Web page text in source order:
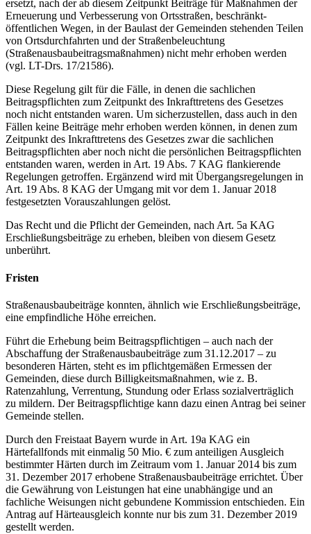
ersetzt, nach der ab diesem Zeitpunkt Beiträge für Maßnahmen der
Erneuerung und Verbesserung von Ortsstraßen, beschränkt-
öffentlichen Wegen, in der Baulast der Gemeinden stehenden Teilen
von Ortsdurchfahrten und der Straßenbeleuchtung
(Straßenausbaubeitragsmaßnahmen) nicht mehr erhoben werden
(vgl. LT-Drs. 17/21586).
Diese Regelung gilt für die Fälle, in denen die sachlichen
Beitragspflichten zum Zeitpunkt des Inkrafttretens des Gesetzes
noch nicht entstanden waren. Um sicherzustellen, dass auch in den
Fällen keine Beiträge mehr erhoben werden können, in denen zum
Zeitpunkt des Inkrafttretens des Gesetzes zwar die sachlichen
Beitragspflichten aber noch nicht die persönlichen Beitragspflichten
entstanden waren, werden in Art. 19 Abs. 7 KAG flankierende
Regelungen getroffen. Ergänzend wird mit Übergangsregelungen in
Art. 19 Abs. 8 KAG der Umgang mit vor dem 1. Januar 2018
festgesetzten Vorauszahlungen gelöst.
Das Recht und die Pflicht der Gemeinden, nach Art. 5a KAG
Erschließungsbeiträge zu erheben, bleiben von diesem Gesetz
unberührt.
Fristen
Straßenausbaubeiträge konnten, ähnlich wie Erschließungsbeiträge,
eine empfindliche Höhe erreichen.
Führt die Erhebung beim Beitragspflichtigen – auch nach der
Abschaffung der Straßenausbaubeiträge zum 31.12.2017 – zu
besonderen Härten, steht es im pflichtgemäßen Ermessen der
Gemeinden, diese durch Billigkeitsmaßnahmen, wie z. B.
Ratenzahlung, Verrentung, Stundung oder Erlass sozialverträglich
zu mildern. Der Beitragspflichtige kann dazu einen Antrag bei seiner
Gemeinde stellen.
Durch den Freistaat Bayern wurde in Art. 19a KAG ein
Härtefallfonds mit einmalig 50 Mio. € zum anteiligen Ausgleich
bestimmter Härten durch im Zeitraum vom 1. Januar 2014 bis zum
31. Dezember 2017 erhobene Straßenausbaubeiträge errichtet. Über
die Gewährung von Leistungen hat eine unabhängige und an
fachliche Weisungen nicht gebundene Kommission entschieden. Ein
Antrag auf Härteausgleich konnte nur bis zum 31. Dezember 2019
gestellt werden.